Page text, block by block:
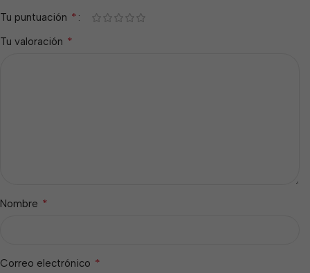
Tu puntuación *
Tu valoración *
Nombre *
Correo electrónico *